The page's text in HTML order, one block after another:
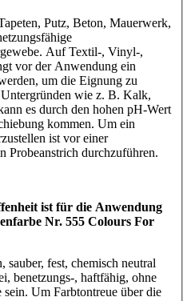
Putz, Beton, Mauerwerk,
Auf Textil-, Vinyl-,
vor der Anwendung ein
um die Eignung zu
wie z. B. Kalk,
es durch den hohen pH-Wert
kommen. Um ein
ist vor einer
Probeanstrich durchzuführen.
ist für die Anwendung
Nr. 555 Colours For
fest, chemisch neutral
benetzungs-, haftfähig, ohne
Um Farbtontreue über die